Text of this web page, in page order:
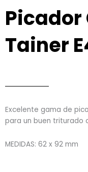
Picador
Tainer
Excelente gama de
para un buen triturado
MEDIDAS: 62 x 92 mm